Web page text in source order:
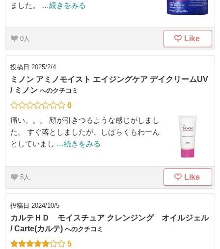
ました。
…続きをみる
0 Like
投稿日 2025/2/4
ミノン アミノモイスト エイジングケア デイクリームUV
/ ミノン へのクチコミ
0
痛い。。。 顔が引きつるような感じがしまし
た。 すぐ落としましたが、しばらくもわーん
としていまし …続きをみる
5 Like
投稿日 2024/10/5
カルテＨＤ モイスチュア クレンジング オイルジェル
/ Carte(カルテ) へのクチコミ
5